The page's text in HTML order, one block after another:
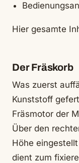
Hier gesamte
Der Fräskorb
Was zuerst
Kunststoff
Fräsmotor der
Über den
Höhe
dient zum